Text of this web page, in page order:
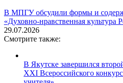
В МПГУ обсудили формы и
«Духовно-нравственная культура
29.07.2026
Смотрите также:
В Якутске завершился
XXI Всероссийского